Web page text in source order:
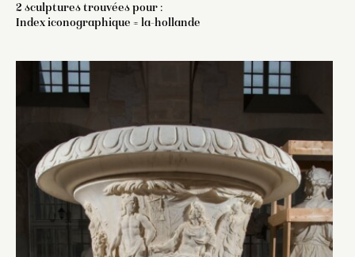
2 sculptures trouvées pour :
Index iconographique = la-hollande